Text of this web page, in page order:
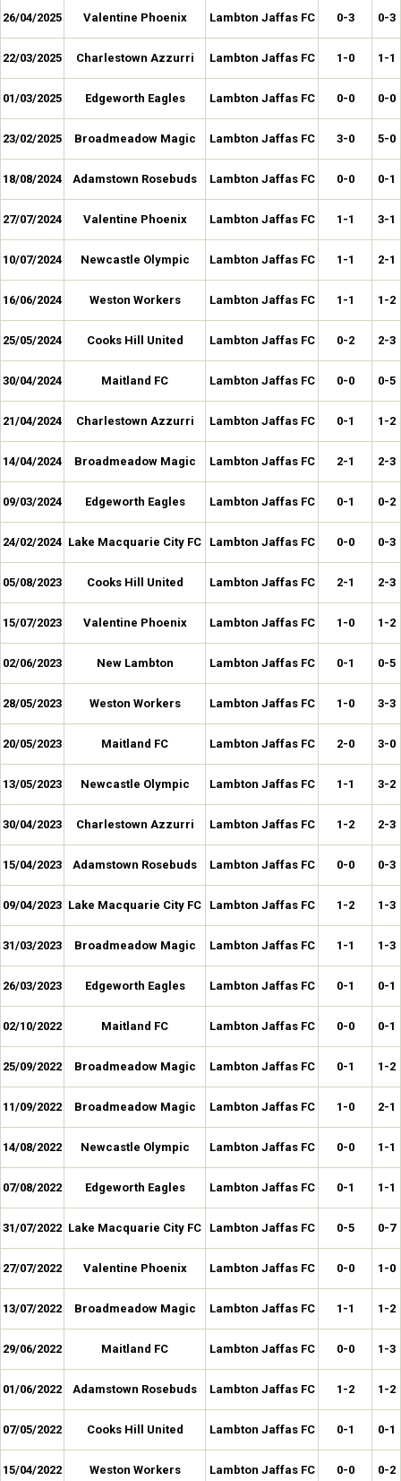
26/04/2025 Valentine Phoenix Lambton Jaffas FC 0-3 0-3
22/03/2025 Charlestown Azzurri Lambton Jaffas FC 1-0 1-1
01/03/2025 Edgeworth Eagles Lambton Jaffas FC 0-0 0-0
23/02/2025 Broadmeadow Magic Lambton Jaffas FC 3-0 5-0
18/08/2024 Adamstown Rosebuds Lambton Jaffas FC 0-0 0-1
27/07/2024 Valentine Phoenix Lambton Jaffas FC 1-1 3-1
10/07/2024 Newcastle Olympic Lambton Jaffas FC 1-1 2-1
16/06/2024 Weston Workers Lambton Jaffas FC 1-1 1-2
25/05/2024 Cooks Hill United Lambton Jaffas FC 0-2 2-3
30/04/2024 Maitland FC Lambton Jaffas FC 0-0 0-5
21/04/2024 Charlestown Azzurri Lambton Jaffas FC 0-1 1-2
14/04/2024 Broadmeadow Magic Lambton Jaffas FC 2-1 2-3
09/03/2024 Edgeworth Eagles Lambton Jaffas FC 0-1 0-2
24/02/2024 Lake Macquarie City FC Lambton Jaffas FC 0-0 0-3
05/08/2023 Cooks Hill United Lambton Jaffas FC 2-1 2-3
15/07/2023 Valentine Phoenix Lambton Jaffas FC 1-0 1-2
02/06/2023 New Lambton Lambton Jaffas FC 0-1 0-5
28/05/2023 Weston Workers Lambton Jaffas FC 1-0 3-3
20/05/2023 Maitland FC Lambton Jaffas FC 2-0 3-0
13/05/2023 Newcastle Olympic Lambton Jaffas FC 1-1 3-2
30/04/2023 Charlestown Azzurri Lambton Jaffas FC 1-2 2-3
15/04/2023 Adamstown Rosebuds Lambton Jaffas FC 0-0 0-3
09/04/2023 Lake Macquarie City FC Lambton Jaffas FC 1-2 1-3
31/03/2023 Broadmeadow Magic Lambton Jaffas FC 1-1 1-3
26/03/2023 Edgeworth Eagles Lambton Jaffas FC 0-1 0-1
02/10/2022 Maitland FC Lambton Jaffas FC 0-0 0-1
25/09/2022 Broadmeadow Magic Lambton Jaffas FC 0-1 1-2
11/09/2022 Broadmeadow Magic Lambton Jaffas FC 1-0 2-1
14/08/2022 Newcastle Olympic Lambton Jaffas FC 0-0 1-1
07/08/2022 Edgeworth Eagles Lambton Jaffas FC 0-1 1-1
31/07/2022 Lake Macquarie City FC Lambton Jaffas FC 0-5 0-7
27/07/2022 Valentine Phoenix Lambton Jaffas FC 0-0 1-0
13/07/2022 Broadmeadow Magic Lambton Jaffas FC 1-1 1-2
29/06/2022 Maitland FC Lambton Jaffas FC 0-0 1-3
01/06/2022 Adamstown Rosebuds Lambton Jaffas FC 1-2 1-2
07/05/2022 Cooks Hill United Lambton Jaffas FC 0-1 0-1
15/04/2022 Weston Workers Lambton Jaffas FC 0-0 0-2